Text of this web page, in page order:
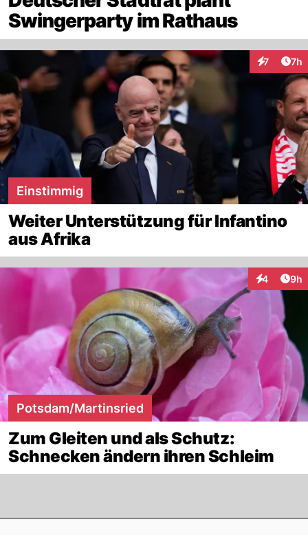
Swingerparty im Rathaus
7 7h
Einstimmig
Weiter Unterstützung für Infantino
aus Afrika
4 9h
Potsdam/Martinsried
Zum Gleiten und als Schutz:
Schnecken ändern ihren Schleim